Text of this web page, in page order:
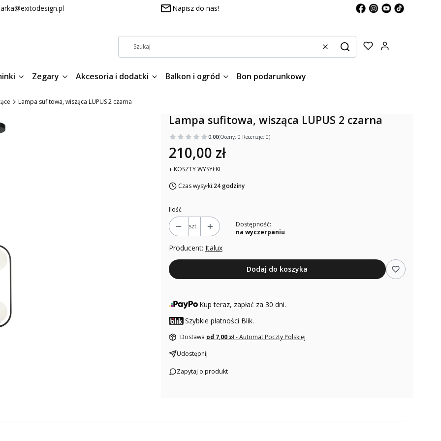
Napisz do nas!
WyczyśćSzukaj
Zegary Akcesoria i dodatki Balkon i ogród Bon podarunkowy
Lampa sufitowa, wisząca LUPUS 2 czarna
Lampa sufitowa, wisząca LUPUS 2 czarna
0.00(Oceny: 0 Recenzje: 0)
210,00 zł
+ KOSZTY WYSYŁKI
Czas wysyłki:24 godziny
Ilość
szt.
Dostępność:
na wyczerpaniu
Producent: Italux
Dodaj do koszyka
Kup teraz, zapłać za 30 dni.
Szybkie płatności Blik.
Dostawa od 7,00 zł- Automat Poczty Polskiej
Udostępnij
Zapytaj o produkt